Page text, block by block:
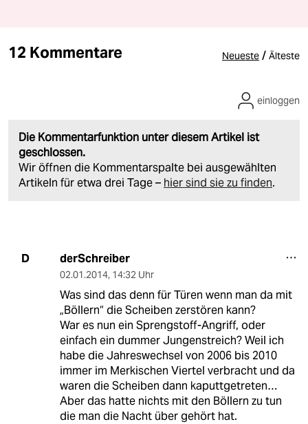
12 Kommentare Neueste / Älteste
Die Kommentarfunktion unter diesem Artikel ist
geschlossen.
Wir öffnen die Kommentarspalte bei ausgewählten
Artikeln für etwa drei Tage – hier sind sie zu finden.
einloggen
D derSchreiber
02.01.2014, 14:32 Uhr
Was sind das denn für Türen wenn man da mit
„Böllern“ die Scheiben zerstören kann?
War es nun ein Sprengstoff-Angriff, oder
einfach ein dummer Jungenstreich? Weil ich
habe die Jahreswechsel von 2006 bis 2010
immer im Merkischen Viertel verbracht und da
waren die Scheiben dann kaputtgetreten…
Aber das hatte nichts mit den Böllern zu tun
die man die Nacht über gehört hat.